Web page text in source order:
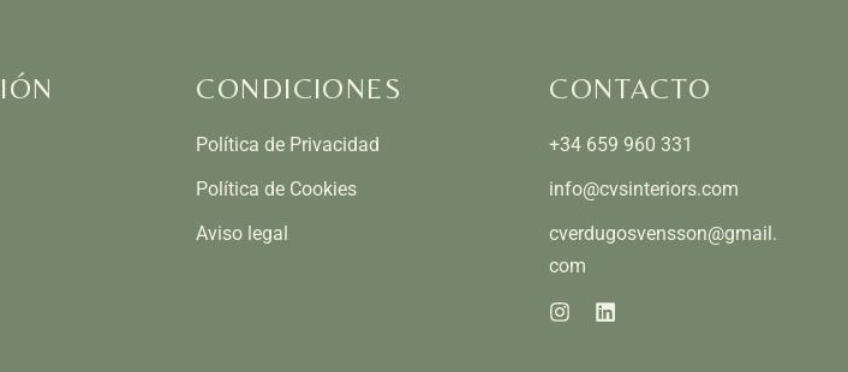
CONDICIONES
Política de Privacidad
Política de Cookies
Aviso legal
CONTACTO
+34 659 960 331
info@cvsinteriors.com
cverdugosvensson@gmail.
com